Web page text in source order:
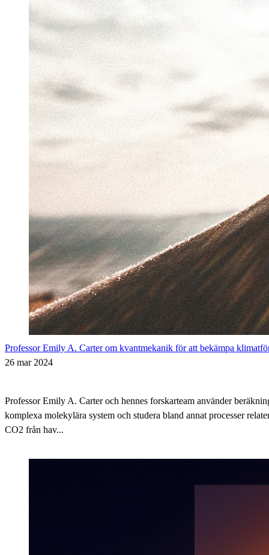
Professor Emily A. Carter om kvantmekanik för att bekämpa
26 mar 2024
Professor Emily A. Carter och hennes forskarteam använder
komplexa molekylära system och studera bland annat processer
CO2 från hav...